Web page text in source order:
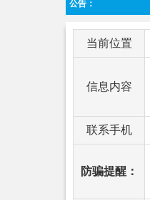
公告：
当前位置
信息内容
联系手机
防骗提醒：